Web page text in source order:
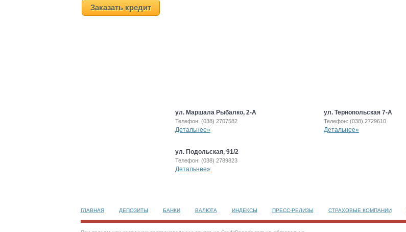
Заказать кредит
ул. Маршала Рыбалко, 2-А
Телефон: (038) 2707582
Детальнее»
ул. Тернопольская 7-А
Телефон: (038) 2729610
Детальнее»
ул. Подольская, 91/2
Телефон: (038) 2789823
Детальнее»
ГЛАВНАЯ ДЕПОЗИТЫ БАНКИ ВАЛЮТА ИНДЕКСЫ ПРЕСС-РЕЛИЗЫ СТРАХОВЫЕ КОМПАНИИ